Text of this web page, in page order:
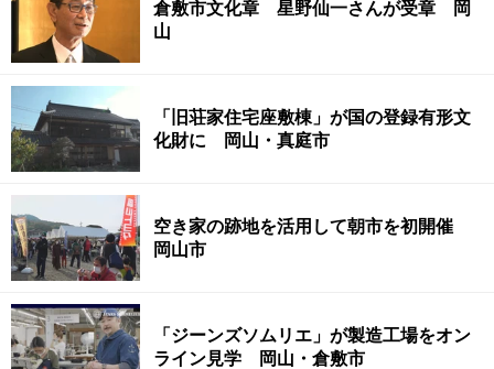
倉敷市文化章 星野仙一さんが受章 岡
山
「旧荘家住宅座敷棟」が国の登録有形文
化財に 岡山・真庭市
空き家の跡地を活用して朝市を初開催
岡山市
「ジーンズソムリエ」が製造工場をオン
ライン見学 岡山・倉敷市